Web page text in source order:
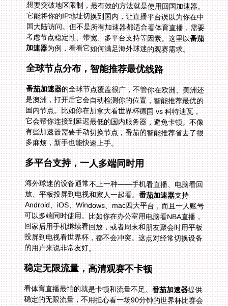
想要突破地区限制，最有效的方法就是使用回国加速器。
它能将你的IP地址切换到国内，让直播平台误以为你在中
国大陆访问。但不是所有加速器都适合看体育直播，需要
考虑节点稳定性、带宽、多平台支持等因素。这里以番茄
加速器为例，看看它如何满足海外球迷的观赛需求。
全球节点分布，智能推荐最优线路
番茄加速器的全球节点覆盖很广，不管你在欧洲、美洲还
是澳洲，打开后它会自动检测你的位置，智能推荐最优的
国内节点。比如你在加拿大看世界杯德国 vs 科特迪瓦，
它会帮你连接到延迟最低的国内服务器，避免卡顿。不像
有些加速器需要手动切换节点，番茄的智能推荐省去了很
多麻烦，新手也能快速上手。
多平台支持，一人多端同时用
海外球迷的设备通常不止一种——手机看直播、电脑看回
放、平板投屏到电视和家人一起看。番茄加速器支持
Android、iOS、Windows、mac四大平台，而且一人账号
可以多端同时使用。比如你在办公室用电脑看NBA直播，
回家后用手机继续看回放，或者周末和朋友聚会时用平板
投屏到电视看世界杯，都不会冲突。这点对经常切换设备
的用户来说非常友好。
稳定无限流量，高清观赛不卡顿
看体育直播最怕的就是卡顿和流量不足。番茄加速器提供
稳定的无限流量，不用担心看一场90分钟的世界杯比赛会
超流量。而且它有智能分流技术，专门为回国影音和游戏
加速设计了专线，还有独享100M带宽，即使是4K高清直
播也能流畅播放。比如你在英国看卡塔尔 vs 瑞士的小组